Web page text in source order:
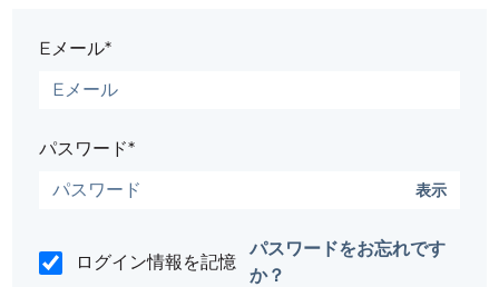
Eメール*
パスワード*
表示
ログイン情報を記憶
パスワードをお忘れです
か？